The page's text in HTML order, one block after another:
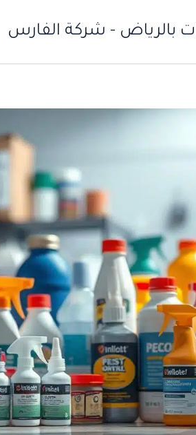
بالرياض - شركة الفارس